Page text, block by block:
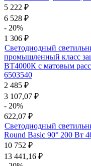
5 222 ₽
6 528 ₽
- 20%
1 306 ₽
Светодиодный
промышленный класс
ВТ4000К с матовым
6503540
2 485 ₽
3 107,07 ₽
- 20%
622,07 ₽
Светодиодный
Round Basic 90° 200 Вт
10 752 ₽
13 441,16 ₽